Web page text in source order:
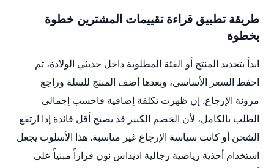
طريقة تطبيق قراءة تقييمات المشترين خطوة
بخطوة
ابدأ بتحديد المنتج أو الفئة المطلوبة داخل حديثي الولادة، ثم
احفظ السعر الأساسى، وبعدها أضف المنتج للسلة وراجع
مرونة الإرجاع. إن ظهرت تكلفة إضافية فاحسب إجمالى
الطلب بالكامل، لأن الخصم الكبير قد يصبح أقل فائدة إذا ارتفع
الشحن أو كانت سياسة الإرجاع غير مناسبة. هذا الأسلوب يجعل
استخدام أحذية رياضية رجالية اديداس نون قراراً مبنياً على